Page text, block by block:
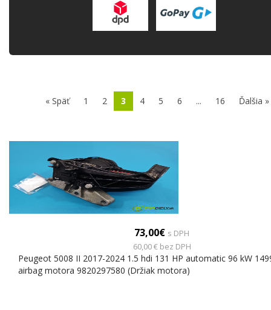
« Späť 1 2 3 4 5 6 ... 16 Ďalšia »
73,00€ s DPH
60,00 € bez DPH
Peugeot 5008 II 2017-2024 1.5 hdi 131 HP automatic 96 kW
airbag motora 9820297580 (Držiak motora)